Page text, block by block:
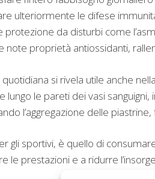
ulteriormente le difese
da disturbi come
proprietà antiossidanti,
si rivela utile anche
le pareti dei vasi
l’aggregazione delle
gli sportivi, è quello di
le prestazioni e a ridurre